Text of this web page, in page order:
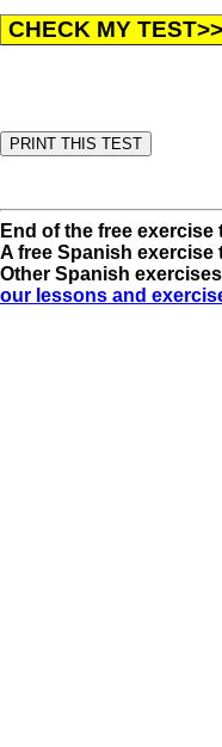
End of the free
A free Spanish exercise
Other Spanish
our lessons and